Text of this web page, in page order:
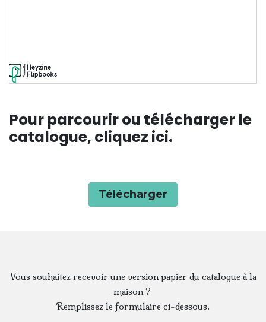
Pour parcourir ou télécharger le
catalogue, cliquez ici.
Télécharger
Vous souhaitez recevoir une version papier du catalogue à la
maison ?
Remplissez le formulaire ci-dessous.